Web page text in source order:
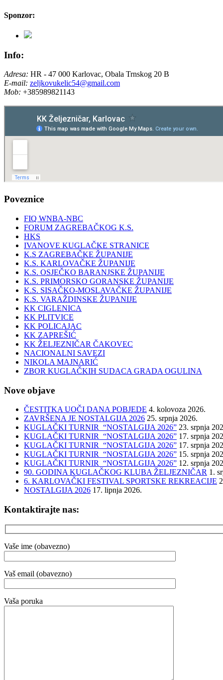
Sponzor:
Info:
Adresa: HR - 47 000 Karlovac, Obala Trnskog 20 B
E-mail: zeljkovukelic54@gmail.com
Mob: +385989821143
Poveznice
FIQ WNBA-NBC
FORUM ZAGREBAČKOG K.S.
HKS
IVANOVE KUGLAČKE STRANICE
K.S ZAGREBAČKE ŽUPANIJE
K.S. KARLOVAČKE ŽUPANIJE
K.S. OSJEČKO BARANJSKE ŽUPANIJE
K.S. PRIMORSKO GORANSKE ŽUPANIJE
K.S. SISAČKO-MOSLAVAČKE ŽUPANIJE
K.S. VARAŽDINSKE ŽUPANIJE
KK CIGLENICA
KK PLITVICE
KK POLICAJAC
KK ZAPREŠIĆ
KK ŽELJEZNIČAR ČAKOVEC
NACIONALNI SAVEZI
NIKOLA MAJNARIĆ
ZBOR KUGLAČKIH SUDACA GRADA OGULINA
Nove objave
ČESTITKA UOČI DANA POBJEDE 4. kolovoza 2026.
ZAVRŠENA JE NOSTALGIJA 2026 25. srpnja 2026.
KUGLAČKI TURNIR “NOSTALGIJA 2026” 23. srpnja
KUGLAČKI TURNIR “NOSTALGIJA 2026” 17. srpnja
KUGLAČKI TURNIR “NOSTALGIJA 2026” 17. srpnja
KUGLAČKI TURNIR “NOSTALGIJA 2026” 15. srpnja
KUGLAČKI TURNIR “NOSTALGIJA 2026” 12. srpnja
90. GODINA KUGLAČKOG KLUBA ŽELJEZNIČAR 1.
6. KARLOVAČKI FESTIVAL SPORTSKE REKREACIJE
NOSTALGIJA 2026 17. lipnja 2026.
Kontaktirajte nas:
Vaše ime (obavezno)
Vaš email (obavezno)
Vaša poruka